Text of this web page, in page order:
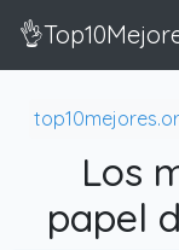
Los
papel